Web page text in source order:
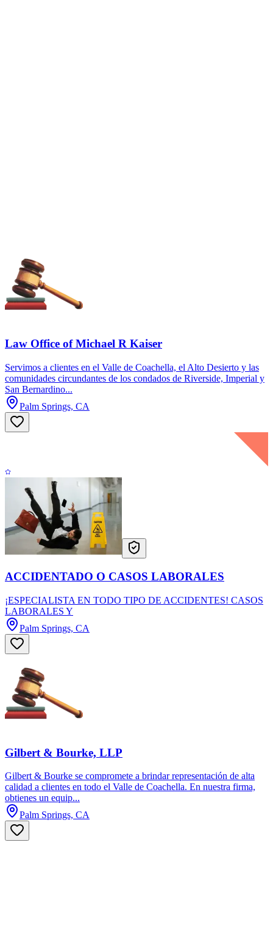
Law Office of Michael R Kaiser
Servimos a clientes en el Valle de Coachella, el Alto Desierto y las
comunidades circundantes de los condados de Riverside, Imperial y
San Bernardino...
Palm Springs, CA
ACCIDENTADO O CASOS LABORALES
¡ESPECIALISTA EN TODO TIPO DE ACCIDENTES! CASOS
LABORALES Y
Palm Springs, CA
Gilbert & Bourke, LLP
Gilbert & Bourke se compromete a brindar representación de alta
calidad a clientes en todo el Valle de Coachella. En nuestra firma,
obtienes un equip...
Palm Springs, CA